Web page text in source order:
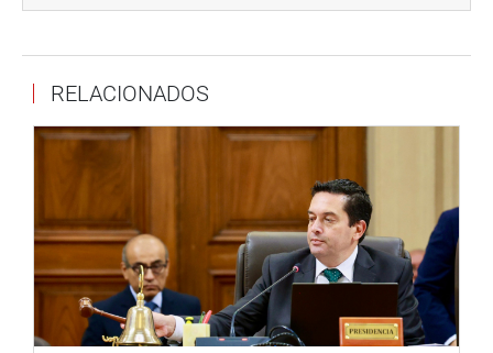
operativos, 11 no registran antecedentes delictivos o
fueron falseadas a la existencia de enfrentamientos de
El informe recomienda disponer a los agentes de
inteligencia del sector interior sean sometidos,
periódicamente, a controles anticorrupción. También,
dispone a través de la Dirección General de la PNP que
todos los planes y órdenes de operaciones se ejecuten en
el estricto cumplimiento a las disposiciones contenidas
en los mismos.
RELACIONADOS